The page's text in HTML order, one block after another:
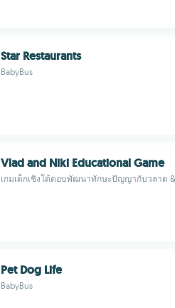
Star Restaurants
BabyBus
Vlad and Niki Educational Game
เกมเด็กเชิงโต้ตอบพัฒนาทักษะปัญญากับวลาด
Pet Dog Life
BabyBus